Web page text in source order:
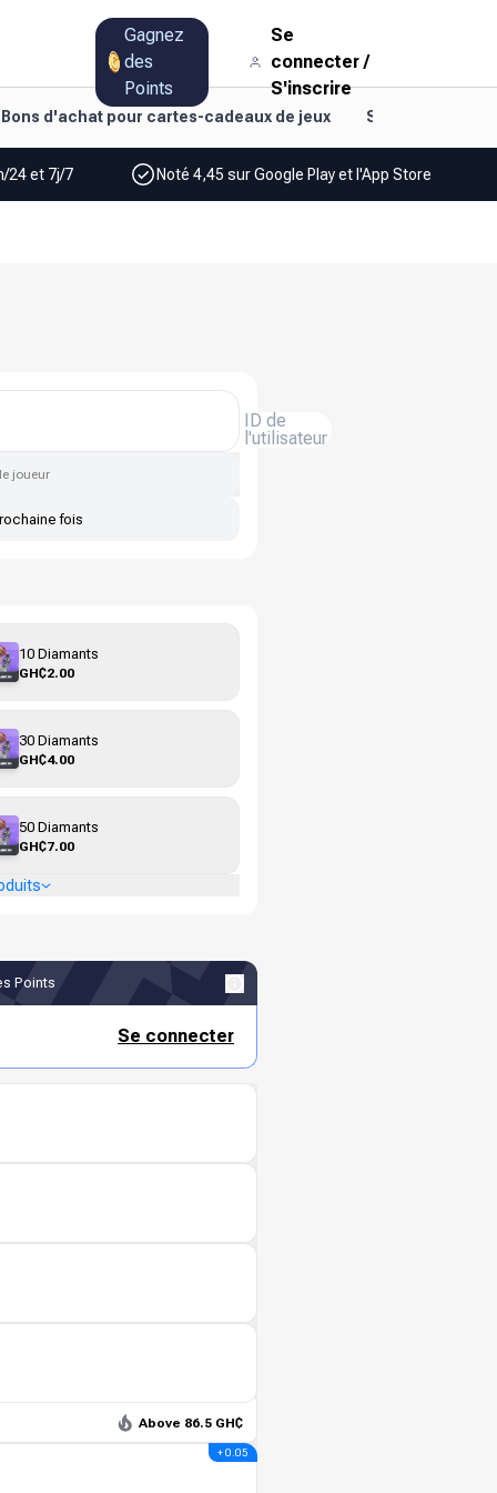
Gagnez
des
Points
Se
connecter/
S'inscrire
Bons d'achat pour cartes-cadeaux de jeux Style de vie et
24 et 7j/7 Noté 4,45 sur Google Play et l'App Store
ID de
l'utilisateur
joueur
fois
10 Diamants
GH₵2.00
30 Diamants
GH₵4.00
50 Diamants
GH₵7.00
Points
Se connecter
Above 86.5 GH₵
+ 0.05